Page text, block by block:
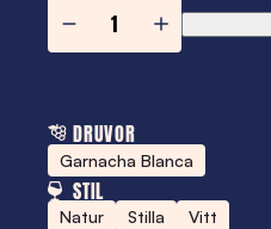
L’Abrunet
DRUVOR
Garnacha Blanca
STIL
Natur Stilla Vitt